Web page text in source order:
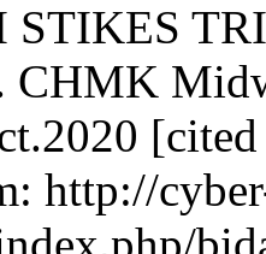
STIKES
http://